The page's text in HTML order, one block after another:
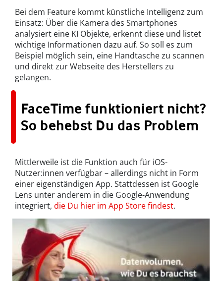
Bei dem Feature kommt künstliche Intelligenz zum
Einsatz: Über die Kamera des Smartphones
analysiert eine KI Objekte, erkennt diese und listet
wichtige Informationen dazu auf. So soll es zum
Beispiel möglich sein, eine Handtasche zu scannen
und direkt zur Webseite des Herstellers zu
gelangen.
FaceTime funktioniert nicht?
So behebst Du das Problem
Mittlerweile ist die Funktion auch für iOS-
Nutzer:innen verfügbar – allerdings nicht in Form
einer eigenständigen App. Stattdessen ist Google
Lens unter anderem in die Google-Anwendung
integriert, die Du hier im App Store findest.